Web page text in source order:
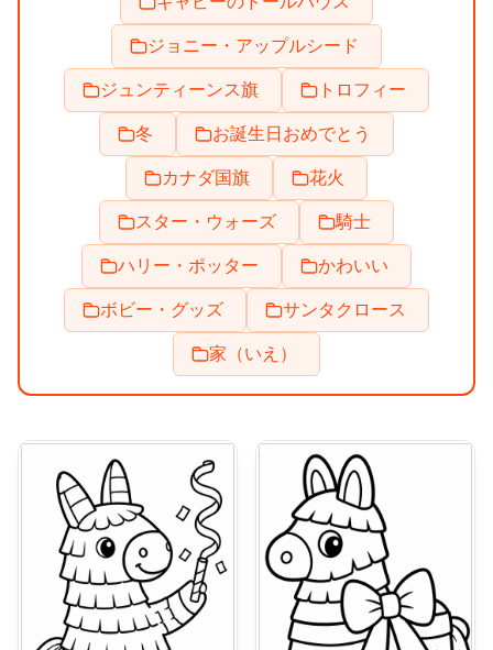
ジョニー・アップルシード
ジュンティーンス旗
トロフィー
冬
お誕生日おめでとう
カナダ国旗
花火
スター・ウォーズ
騎士
ハリー・ポッター
かわいい
ボビー・グッズ
サンタクロース
家（いえ）